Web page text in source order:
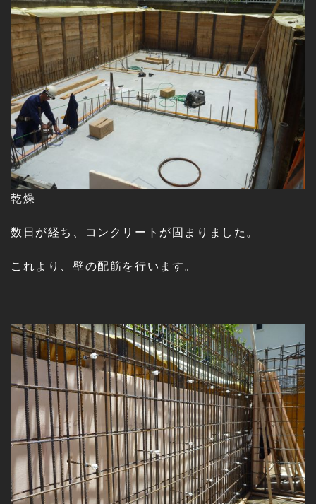
乾燥
数日が経ち、コンクリートが固まりました。
これより、壁の配筋を行います。